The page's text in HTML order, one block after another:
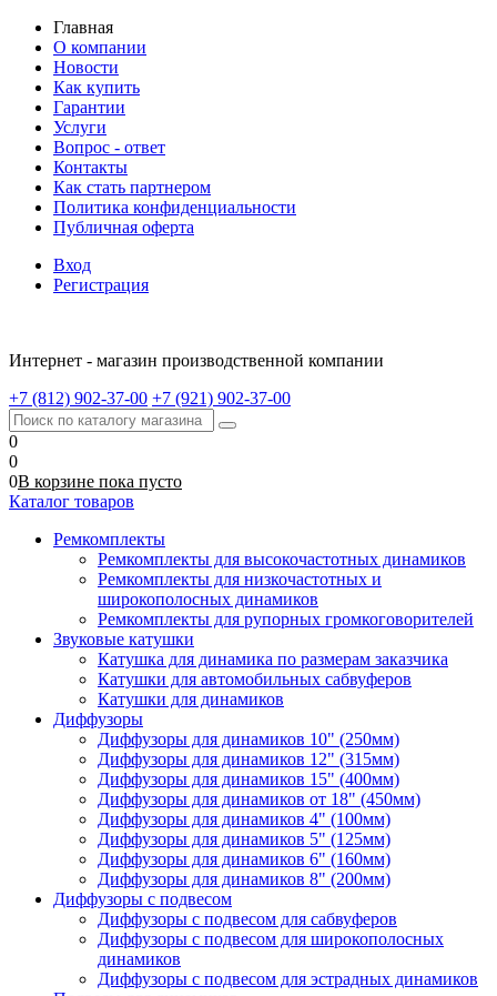
Главная
О компании
Новости
Как купить
Гарантии
Услуги
Вопрос - ответ
Контакты
Как стать партнером
Политика конфиденциальности
Публичная оферта
Вход
Регистрация
Интернет - магазин производственной компании
+7 (812) 902-37-00 +7 (921) 902-37-00
0
0
0В корзине пока пусто
Каталог товаров
Ремкомплекты
Ремкомплекты для высокочастотных динамиков
Ремкомплекты для низкочастотных и
широкополосных динамиков
Ремкомплекты для рупорных громкоговорителей
Звуковые катушки
Катушка для динамика по размерам заказчика
Катушки для автомобильных сабвуферов
Катушки для динамиков
Диффузоры
Диффузоры для динамиков 10" (250мм)
Диффузоры для динамиков 12" (315мм)
Диффузоры для динамиков 15" (400мм)
Диффузоры для динамиков от 18" (450мм)
Диффузоры для динамиков 4" (100мм)
Диффузоры для динамиков 5" (125мм)
Диффузоры для динамиков 6" (160мм)
Диффузоры для динамиков 8" (200мм)
Диффузоры с подвесом
Диффузоры с подвесом для сабвуферов
Диффузоры с подвесом для широкополосных
динамиков
Диффузоры с подвесом для эстрадных динамиков